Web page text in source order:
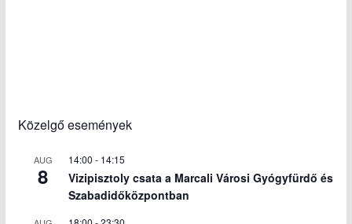
Közelgő események
AUG
8
14:00 - 14:15
Vizipisztoly csata a Marcali Városi Gyógyfürdő és
Szabadidőközpontban